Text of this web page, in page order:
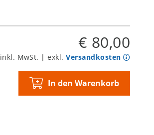
€ 80,00
inkl. MwSt. | exkl.Versandkosten
In den Warenkorb